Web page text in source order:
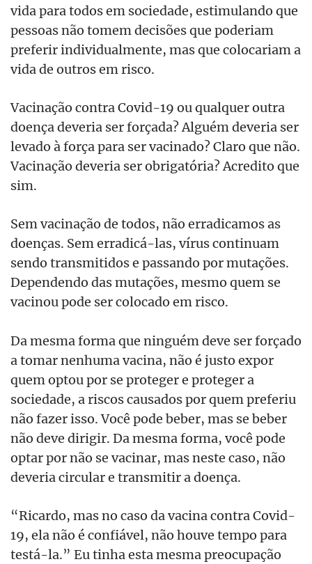
vida para todos em sociedade, estimulando que
pessoas não tomem decisões que poderiam
preferir individualmente, mas que colocariam a
vida de outros em risco.
Vacinação contra Covid-19 ou qualquer outra
doença deveria ser forçada? Alguém deveria ser
levado à força para ser vacinado? Claro que não.
Vacinação deveria ser obrigatória? Acredito que
sim.
Sem vacinação de todos, não erradicamos as
doenças. Sem erradicá-las, vírus continuam
sendo transmitidos e passando por mutações.
Dependendo das mutações, mesmo quem se
vacinou pode ser colocado em risco.
Da mesma forma que ninguém deve ser forçado
a tomar nenhuma vacina, não é justo expor
quem optou por se proteger e proteger a
sociedade, a riscos causados por quem preferiu
não fazer isso. Você pode beber, mas se beber
não deve dirigir. Da mesma forma, você pode
optar por não se vacinar, mas neste caso, não
deveria circular e transmitir a doença.
“Ricardo, mas no caso da vacina contra Covid-
19, ela não é confiável, não houve tempo para
testá-la.” Eu tinha esta mesma preocupação